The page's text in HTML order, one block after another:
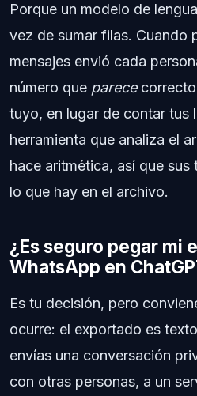
Porque un modelo de
vez de sumar filas. Cuando
mensajes envió cada
número que parececorrecto
tuyo, en lugar de contar tus
herramienta que analiza el
hace aritmética, así que
lo que hay en el archivo.
¿Es seguro pegar mi
WhatsApp en
Es tu decisión, pero
ocurre: el exportado es
envías una conversación
con otras personas, a un